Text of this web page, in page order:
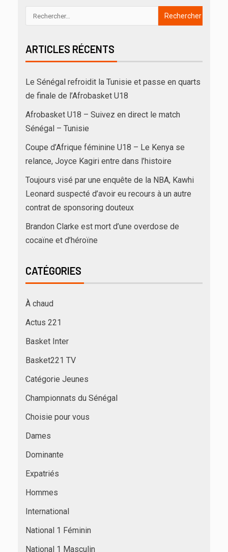
ARTICLES RÉCENTS
Le Sénégal refroidit la Tunisie et passe en quarts
de finale de l’Afrobasket U18
Afrobasket U18 – Suivez en direct le match
Sénégal – Tunisie
Coupe d’Afrique féminine U18 – Le Kenya se
relance, Joyce Kagiri entre dans l’histoire
Toujours visé par une enquête de la NBA, Kawhi
Leonard suspecté d’avoir eu recours à un autre
contrat de sponsoring douteux
Brandon Clarke est mort d’une overdose de
cocaïne et d’héroïne
CATÉGORIES
À chaud
Actus 221
Basket Inter
Basket221 TV
Catégorie Jeunes
Championnats du Sénégal
Choisie pour vous
Dames
Dominante
Expatriés
Hommes
International
National 1 Féminin
National 1 Masculin